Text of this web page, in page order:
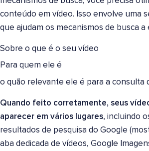
conteúdo em vídeo. Isso envolve uma
que ajudam os mecanismos de busca a
Sobre o que é o seu vídeo
Para quem ele é
o quão relevante ele é para a consulta
Quando feito corretamente, seus
aparecer em vários lugares, incluindo
resultados de pesquisa do Google
aba dedicada de vídeos, Google